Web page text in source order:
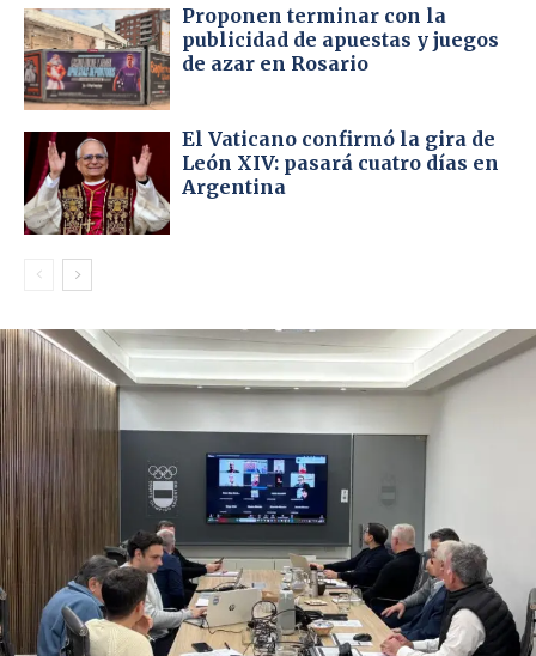
Proponen terminar con la
publicidad de apuestas y juegos
de azar en Rosario
El Vaticano confirmó la gira de
León XIV: pasará cuatro días en
Argentina